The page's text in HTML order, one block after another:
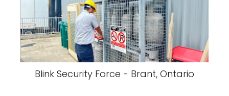
Blink Security Force - Brant, Ontario